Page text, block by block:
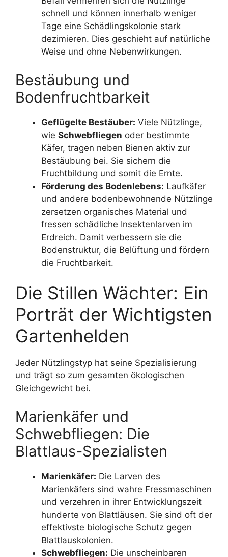
schnell und können innerhalb weniger
Tage eine Schädlingskolonie stark
dezimieren. Dies geschieht auf natürliche
Weise und ohne Nebenwirkungen.
Bestäubung und
Bodenfruchtbarkeit
Geflügelte Bestäuber: Viele Nützlinge,
wie Schwebfliegen oder bestimmte
Käfer, tragen neben Bienen aktiv zur
Bestäubung bei. Sie sichern die
Fruchtbildung und somit die Ernte.
Förderung des Bodenlebens: Laufkäfer
und andere bodenbewohnende Nützlinge
zersetzen organisches Material und
fressen schädliche Insektenlarven im
Erdreich. Damit verbessern sie die
Bodenstruktur, die Belüftung und fördern
die Fruchtbarkeit.
Die Stillen Wächter: Ein
Porträt der Wichtigsten
Gartenhelden
Jeder Nützlingstyp hat seine Spezialisierung
und trägt so zum gesamten ökologischen
Gleichgewicht bei.
Marienkäfer und
Schwebfliegen: Die
Blattlaus-Spezialisten
Marienkäfer: Die Larven des
Marienkäfers sind wahre Fressmaschinen
und verzehren in ihrer Entwicklungszeit
hunderte von Blattläusen. Sie sind oft der
effektivste biologische Schutz gegen
Blattlauskolonien.
Schwebfliegen: Die unscheinbaren